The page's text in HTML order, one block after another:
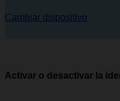
Cambiar dispositivo
Activar o desactivar la